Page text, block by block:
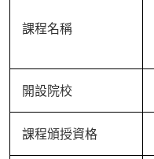
課程名稱
開設院校
課程頒授資格